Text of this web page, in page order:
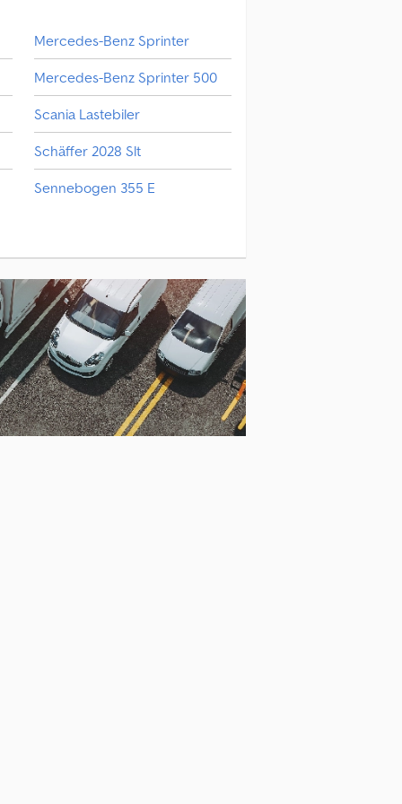
Mercedes-Benz Sprinter
Mercedes-Benz Sprinter 500
Scania Lastebiler
Schäffer 2028 Slt
Sennebogen 355 E
Vw Varebil